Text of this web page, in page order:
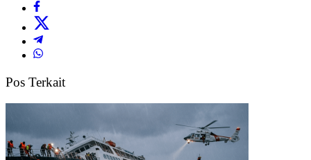
Pos Terkait